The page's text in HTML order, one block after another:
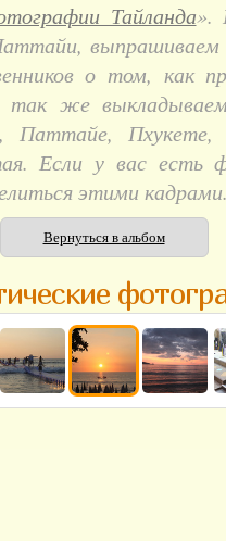
Тайланда».
выпрашиваем
о том, как
так же
Паттайе,
Если у вас есть
этими
Вернуться в альбом